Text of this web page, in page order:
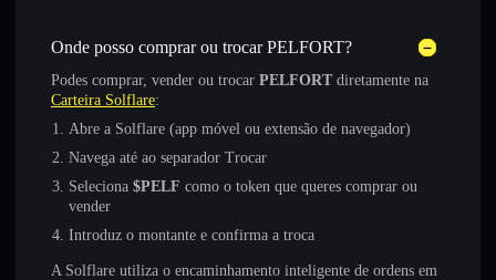
Onde posso comprar ou trocar PELFORT?
Podes comprar, vender ou trocar PELFORT diretamente na
Carteira Solflare:
Abre a Solflare (app móvel ou extensão de navegador)
Navega até ao separador Trocar
Seleciona $PELF como o token que queres comprar ou
vender
Introduz o montante e confirma a troca
A Solflare utiliza o encaminhamento inteligente de ordens em